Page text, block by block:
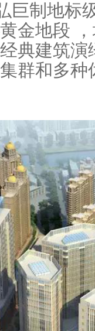
制地标
金地段
典建筑
群和多